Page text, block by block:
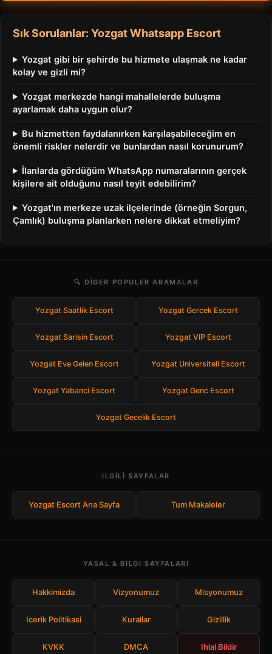
Sık Sorulanlar: Yozgat Whatsapp Escort
Yozgat gibi bir şehirde bu hizmete ulaşmak ne kadar
kolay ve gizli mi?
Yozgat merkezde hangi mahallelerde buluşma
ayarlamak daha uygun olur?
Bu hizmetten faydalanırken karşılaşabileceğim en
önemli riskler nelerdir ve bunlardan nasıl korunurum?
İlanlarda gördüğüm WhatsApp numaralarının gerçek
kişilere ait olduğunu nasıl teyit edebilirim?
Yozgat'ın merkeze uzak ilçelerinde (örneğin Sorgun,
Çamlık) buluşma planlarken nelere dikkat etmeliyim?
🔍 DIGER POPULER ARAMALAR
Yozgat Saatlik Escort Yozgat Gercek Escort
Yozgat Sarisin Escort Yozgat VIP Escort
Yozgat Eve Gelen Escort Yozgat Universiteli Escort
Yozgat Yabanci Escort Yozgat Genc Escort
Yozgat Gecelik Escort
ILGILI SAYFALAR
Yozgat Escort Ana Sayfa Tum Makaleler
YASAL & BILGI SAYFALARI
Hakkimizda Vizyonumuz Misyonumuz
Icerik Politikasi Kurallar Gizlilik
KVKK DMCA Ihlal Bildir